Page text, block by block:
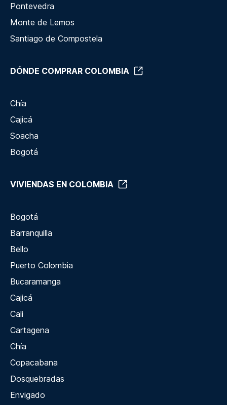
Pontevedra
Monte de Lemos
Santiago de Compostela
DÓNDE COMPRAR COLOMBIA
Chía
Cajicá
Soacha
Bogotá
VIVIENDAS EN COLOMBIA
Bogotá
Barranquilla
Bello
Puerto Colombia
Bucaramanga
Cajicá
Cali
Cartagena
Chía
Copacabana
Dosquebradas
Envigado